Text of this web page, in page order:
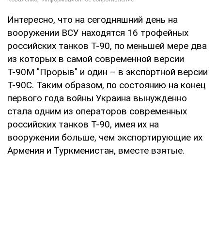
Интересно, что на сегодняшний день на
вооружении ВСУ находятся 16 трофейных
российских танков Т-90, по меньшей мере два
из которых в самой современной версии
Т-90М "Прорыв" и один – в экспортной версии
Т-90С. Таким образом, по состоянию на конец
первого года войны Украина вынужденно
стала одним из операторов современных
российских танков Т-90, имея их на
вооружении больше, чем экспортирующие их
Армения и Туркменистан, вместе взятые.